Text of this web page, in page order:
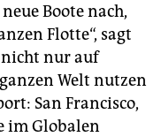
Boote nach,
Flotte“, sagt
nicht nur auf
Welt nutzen
San Francisco,
im Globalen